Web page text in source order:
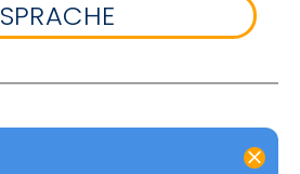
SPRACHE